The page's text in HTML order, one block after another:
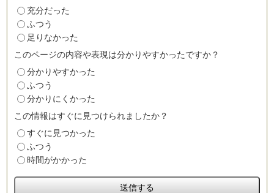
充分だった
ふつう
足りなかった
このページの内容や表現は分かりやすかったですか？
分かりやすかった
ふつう
分かりにくかった
この情報はすぐに見つけられましたか？
すぐに見つかった
ふつう
時間がかかった